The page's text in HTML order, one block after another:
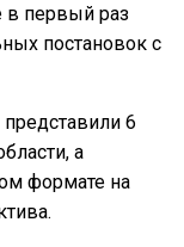
первый раз
постановок с
6
а
формате на